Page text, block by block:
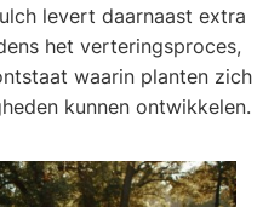
levert daarnaast extra
het verteringsproces,
waarin planten zich
kunnen ontwikkelen.